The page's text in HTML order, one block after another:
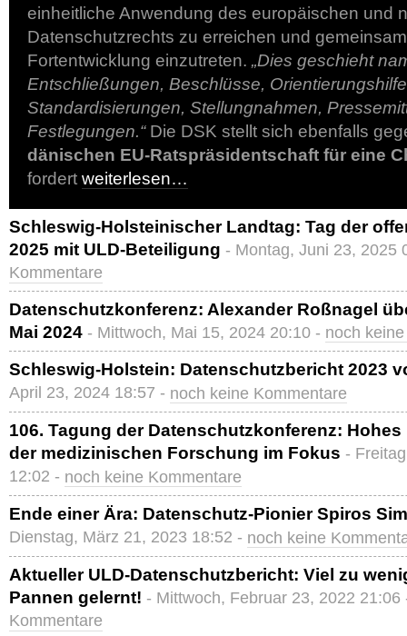
einheitliche Anwendung des europäischen und
Datenschutzrechts zu erreichen und
Fortentwicklung einzutreten. „Dies geschieht
Entschließungen, Beschlüsse,
Standardisierungen, Stellungnahmen,
Festlegungen.“Die DSK stellt sich ebenfalls
dänischen EU-Ratspräsidentschaft für eine
fordert weiterlesen…
Schleswig-Holsteinischer Landtag: Tag der
2025 mit ULD-Beteiligung - Montag, Juni 23, 2025
Kommentare
Datenschutzkonferenz: Alexander Roßnagel
Mai 2024 - Mittwoch, Mai 15, 2024 20:10 - noch
Schleswig-Holstein: Datenschutzbericht 2023
April 23, 2024 18:57 - noch keine Kommentare
106. Tagung der Datenschutzkonferenz:
der medizinischen Forschung im Fokus -
12:02 - noch keine Kommentare
Ende einer Ära: Datenschutz-Pionier Spiros
Dienstag, März 21, 2023 18:52 - noch keine
Aktueller ULD-Datenschutzbericht: Viel zu
Pannen gelernt! - Mittwoch, Februar 23, 2022
Kommentare